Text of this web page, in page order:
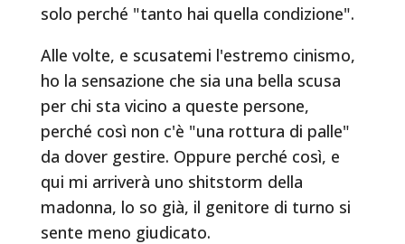
solo perché "tanto hai quella condizione".
Alle volte, e scusatemi l'estremo cinismo,
ho la sensazione che sia una bella scusa
per chi sta vicino a queste persone,
perché così non c'è "una rottura di palle"
da dover gestire. Oppure perché così, e
qui mi arriverà uno shitstorm della
madonna, lo so già, il genitore di turno si
sente meno giudicato.